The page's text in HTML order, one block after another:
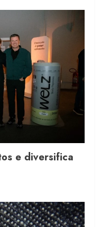
e diversifica